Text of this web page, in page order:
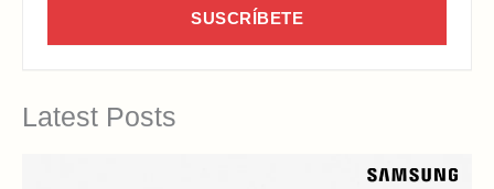
SUSCRÍBETE
Latest Posts